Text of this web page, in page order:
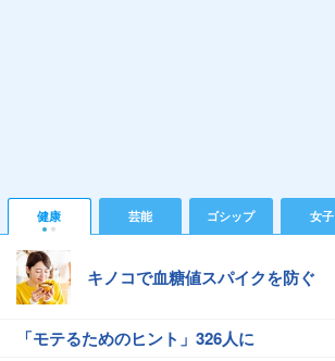
健康 芸能 ゴシップ 女子
キノコで血糖値スパイクを防ぐ
「モテるためのヒント」326人に